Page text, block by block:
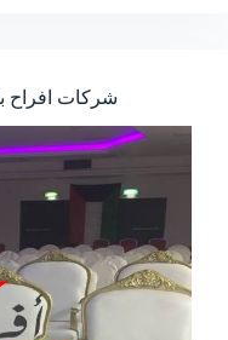
شركات افراح